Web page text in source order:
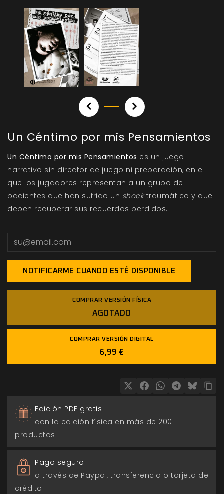
Un Céntimo por mis Pensamientos
Un Céntimo por mis Pensamientos es un juego
narrativo sin director de juego ni preparación, en el
que los jugadores representan a un grupo de
pacientes que han sufrido un shocktraumático y que
deben recuperar sus recuerdos perdidos.
NOTIFICARME CUANDO ESTÉ DISPONIBLE
COMPRAR VERSIÓN FÍSICA
AGOTADO
COMPRAR VERSIÓN DIGITAL
6,99 €
Edición PDF gratis
con la edición física en más de 200
productos.
Pago seguro
a través de Paypal, transferencia o tarjeta de
crédito.